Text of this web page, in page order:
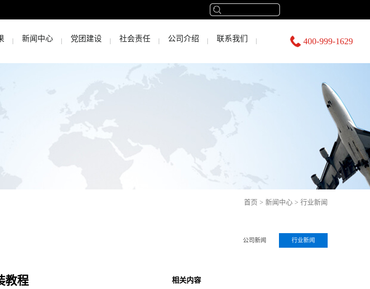
新闻中心 党团建设 社会责任 公司介绍 联系我们 400-999-1629
首页 > 新闻中心 > 行业新闻
公司新闻 行业新闻
教程 相关内容